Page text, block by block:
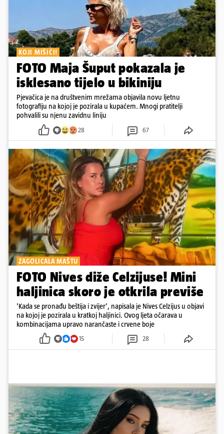
KOJI MIŠIĆI!
FOTO Maja Šuput pokazala je
isklesano tijelo u bikiniju
Pjevačica je na društvenim mrežama objavila novu ljetnu
fotografiju na kojoj je pozirala u kupaćem. Mnogi pratitelji
pohvalili su njenu zavidnu liniju
28 67
ZAGOLICALA MAŠTU
FOTO Nives diže Celzijuse! Mini
haljinica skoro je otkrila previše
'Kada se pronađu beštija i zvijer', napisala je Nives Celzijus u objavi
na kojoj je pozirala u kratkoj haljinici. Ovog ljeta očarava u
kombinacijama upravo narančaste i crvene boje
15 28